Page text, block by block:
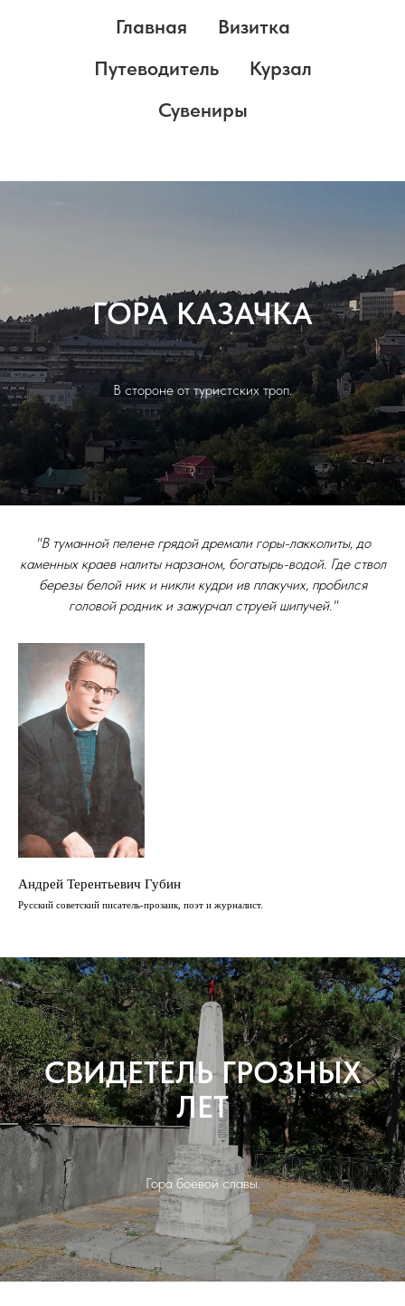
Главная
Визитка
Путеводитель
Курзал
Сувениры
ГОРА КАЗАЧКА
В стороне от туристских троп.
"В туманной пелене грядой дремали горы-лакколиты, до
каменных краев налиты нарзаном, богатырь-водой. Где ствол
березы белой ник и никли кудри ив плакучих, пробился
головой родник и зажурчал струей шипучей."
Андрей Терентьевич Губин
Русский советский писатель-прозаик, поэт и журналист.
СВИДЕТЕЛЬ ГРОЗНЫХ
ЛЕТ
Гора боевой славы.